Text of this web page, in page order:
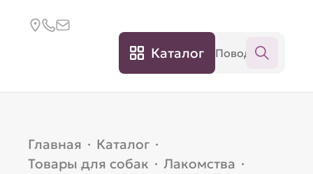
Каталог
Главная · Каталог ·
Товары для собак · Лакомства ·